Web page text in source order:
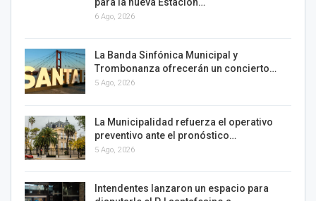
6 Ago, 2026
La Banda Sinfónica Municipal y
Trombonanza ofrecerán un concierto…
5 Ago, 2026
La Municipalidad refuerza el operativo
preventivo ante el pronóstico…
5 Ago, 2026
Intendentes lanzaron un espacio para